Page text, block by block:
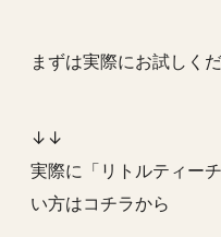
まずは実際にお試しく
↓↓
実際に「リトルティー
い方はコチラから